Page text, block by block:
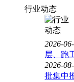
行业动态
2026-
层、跑
2026-
批集中